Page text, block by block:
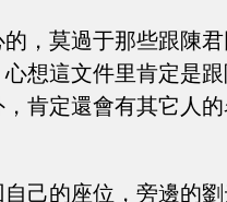
，莫過于那些跟陳
想這文件里肯定是
肯定還會有其它人
己的座位，旁邊的